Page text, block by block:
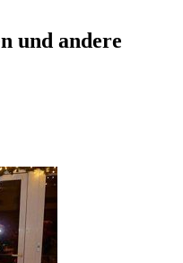
und andere